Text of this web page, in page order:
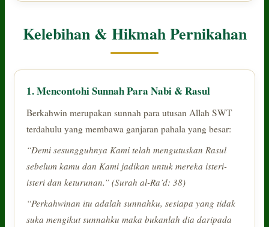
Kelebihan & Hikmah Pernikahan
1. Mencontohi Sunnah Para Nabi & Rasul
Berkahwin merupakan sunnah para utusan Allah SWT
terdahulu yang membawa ganjaran pahala yang besar:
“Demi sesungguhnya Kami telah mengutuskan Rasul
sebelum kamu dan Kami jadikan untuk mereka isteri-
isteri dan keturunan.” (Surah al-Ra’d: 38)
“Perkahwinan itu adalah sunnahku, sesiapa yang tidak
suka mengikut sunnahku maka bukanlah dia daripada